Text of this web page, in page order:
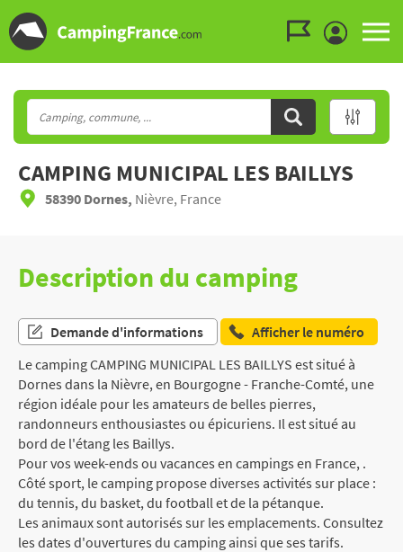
CAMPING MUNICIPAL LES BAILLYS
58390 Dornes, Nièvre, France
Description du camping
Demande d'informations
Afficher le numéro
Le camping CAMPING MUNICIPAL LES BAILLYS est situé à
Dornes dans la Nièvre, en Bourgogne - Franche-Comté, une
région idéale pour les amateurs de belles pierres,
randonneurs enthousiastes ou épicuriens. Il est situé au
bord de l'étang les Baillys.
Pour vos week-ends ou vacances en campings en France, .
Côté sport, le camping propose diverses activités sur place :
du tennis, du basket, du football et de la pétanque.
Les animaux sont autorisés sur les emplacements. Consultez
les dates d'ouvertures du camping ainsi que ses tarifs.